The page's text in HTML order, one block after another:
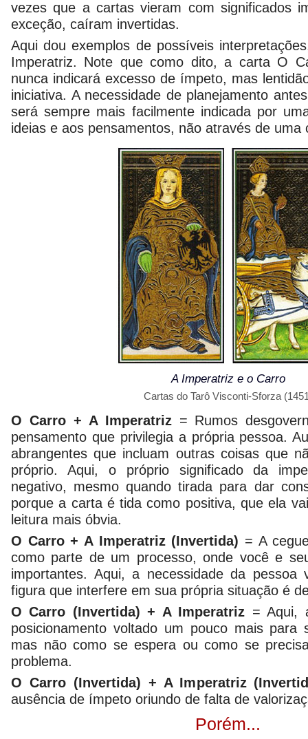
vezes que a cartas vieram com significados
exceção, caíram invertidas.
Aqui dou exemplos de possíveis
Imperatriz. Note que como dito, a carta O
nunca indicará excesso de ímpeto, mas
iniciativa. A necessidade de planejamento
será sempre mais facilmente indicada por
ideias e aos pensamentos, não através de uma
A Imperatriz e o Carro
Cartas do Tarô Visconti-Sforza
O Carro + A Imperatriz = Rumos
pensamento que privilegia a própria pessoa.
abrangentes que incluam outras coisas que
próprio. Aqui, o próprio significado da
negativo, mesmo quando tirada para dar
porque a carta é tida como positiva, que ela
leitura mais óbvia.
O Carro + A Imperatriz (Invertida) = A
como parte de um processo, onde você e
importantes. Aqui, a necessidade da
figura que interfere em sua própria situação é
O Carro (Invertida) + A Imperatriz = Aqui,
posicionamento voltado um pouco mais para
mas não como se espera ou como se
problema.
O Carro (Invertida) + A Imperatriz
ausência de ímpeto oriundo de falta de
Porém...